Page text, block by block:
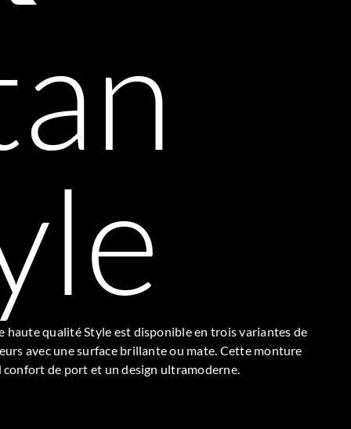
haute qualité Style est disponible en trois variantes de
avec une surface brillante ou mate. Cette monture
confort de port et un design ultramoderne.